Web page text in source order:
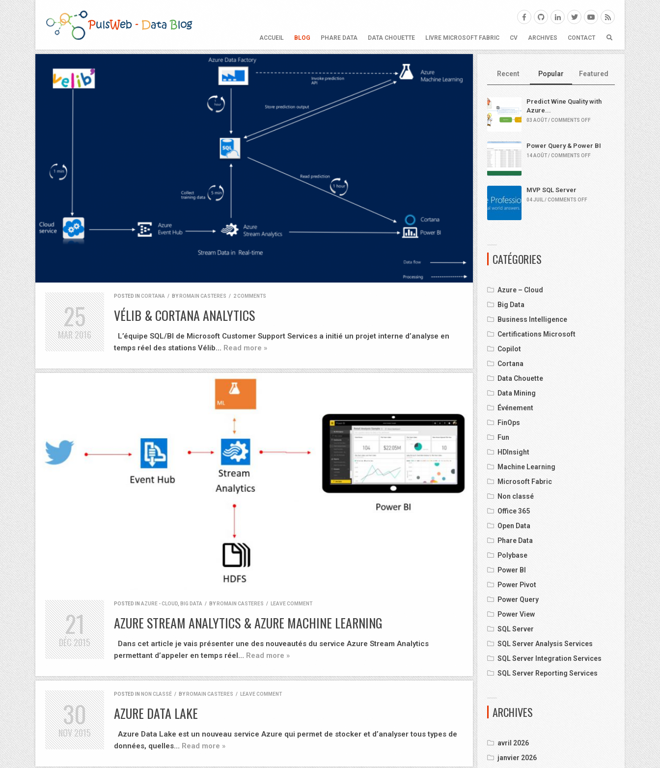
ACCUEIL BLOG PHARE DATA DATA CHOUETTE LIVRE MICROSOFT FABRIC CV ARCHIVES CONTACT
POSTED IN CORTANA / BY ROMAIN CASTERES / 2 COMMENTS
VÉLIB & CORTANA ANALYTICS
L’équipe SQL/BI de Microsoft Customer Support Services a initié un projet interne d’analyse en
temps réel des stations Vélib… Read more »
25
MAR2016
POSTED IN AZURE - CLOUD BIG DATA / BY ROMAIN CASTERES / LEAVE COMMENT
AZURE STREAM ANALYTICS & AZURE MACHINE LEARNING
Dans cet article je vais présenter une des nouveautés du service Azure Stream Analytics
permettant d’appeler en temps réel… Read more »
21
DÉC2015
POSTED IN NON CLASSÉ / BY ROMAIN CASTERES / LEAVE COMMENT
AZURE DATA LAKE
Azure Data Lake est un nouveau service Azure qui permet de stocker et d’analyser tous types de
données, quelles… Read more »
30
NOV2015
Recent Popular Featured
Predict Wine Quality with
Azure...
03 AOÛT / COMMENTS OFF
Power Query & Power BI
14 AOÛT / COMMENTS OFF
MVP SQL Server
04 JUIL / COMMENTS OFF
CATÉGORIES
Azure – Cloud
Big Data
Business Intelligence
Certifications Microsoft
Copilot
Cortana
Data Chouette
Data Mining
Événement
FinOps
Fun
HDInsight
Machine Learning
Microsoft Fabric
Non classé
Office 365
Open Data
Phare Data
Polybase
Power BI
Power Pivot
Power Query
Power View
SQL Server
SQL Server Analysis Services
SQL Server Integration Services
SQL Server Reporting Services
ARCHIVES
avril 2026
janvier 2026